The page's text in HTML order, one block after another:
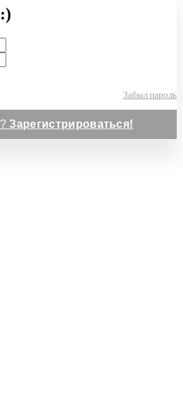
Забыл пароль
Зарегистрироваться!